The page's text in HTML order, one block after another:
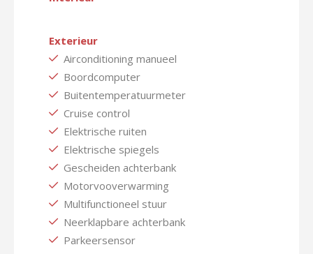
Exterieur
Airconditioning manueel
Boordcomputer
Buitentemperatuurmeter
Cruise control
Elektrische ruiten
Elektrische spiegels
Gescheiden achterbank
Motorvooverwarming
Multifunctioneel stuur
Neerklapbare achterbank
Parkeersensor